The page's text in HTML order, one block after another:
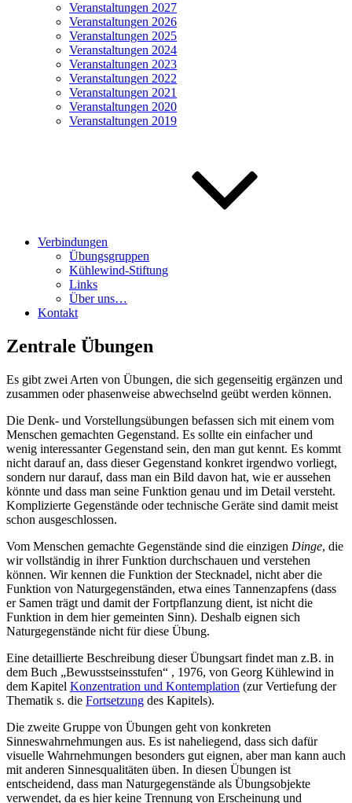
Veranstaltungen 2027
Veranstaltungen 2026
Veranstaltungen 2025
Veranstaltungen 2024
Veranstaltungen 2023
Veranstaltungen 2022
Veranstaltungen 2021
Veranstaltungen 2020
Veranstaltungen 2019
Verbindungen
Übungsgruppen
Kühlewind-Stiftung
Links
Über uns…
Kontakt
Zentrale Übungen
Es gibt zwei Arten von Übungen, die sich gegenseitig ergänzen und
zusammen oder phasenweise abwechselnd geübt werden können.
Die Denk- und Vorstellungsübungen befassen sich mit einem vom
Menschen gemachten Gegenstand. Es sollte ein einfacher und
wenig interessanter Gegenstand sein, den man gut kennt. Es kommt
nicht darauf an, dass dieser Gegenstand konkret irgendwo vorliegt,
sondern nur darauf, dass man ein Bild davon hat, wie er aussehen
könnte und dass man seine Funktion genau und im Detail versteht.
Komplizierte Gegenstände oder technische Geräte sind damit meist
schon ausgeschlossen.
Vom Menschen gemachte Gegenstände sind die einzigen Dinge, die
wir vollständig in ihrer Funktion durchschauen und verstehen
können. Wir kennen die Funktion der Stecknadel, nicht aber die
Funktion von Naturgegenständen, etwa eines Tannenzapfens (dass
er Samen trägt und damit der Fortpflanzung dient, ist nicht die
Funktion in dem hier gemeinten Sinn). Deshalb eignen sich
Naturgegenstände nicht für diese Übung.
Eine detaillierte Beschreibung dieser Übungsart findet man z.B. in
dem Buch „Bewusstseinsstufen“ , 1976, von Georg Kühlewind in
dem Kapitel Konzentration und Kontemplation (zur Vertiefung der
Thematik s. die Fortsetzung des Kapitels).
Die zweite Gruppe von Übungen geht von konkreten
Sinneswahrnehmungen aus. Es ist naheliegend, dass sich dafür
visuelle Wahrnehmungen besonders gut eignen, aber man kann auch
mit anderen Sinnesqualitäten üben. In diesen Übungen ist
entscheidend, dass man Naturgegenstände als Übungsobjekte
verwendet, da es hier keine Trennung von Erscheinung und